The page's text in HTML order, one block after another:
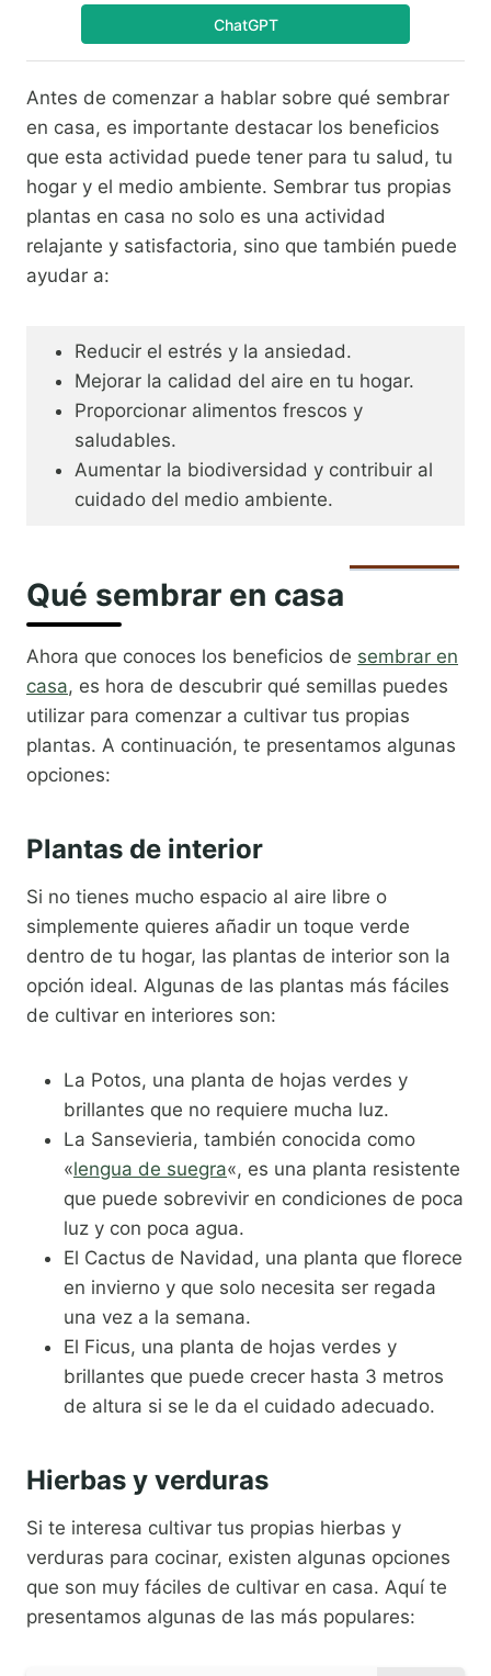
ChatGPT
Antes de comenzar a hablar sobre qué sembrar
en casa, es importante destacar los beneficios
que esta actividad puede tener para tu salud, tu
hogar y el medio ambiente. Sembrar tus propias
plantas en casa no solo es una actividad
relajante y satisfactoria, sino que también puede
ayudar a:
Reducir el estrés y la ansiedad.
Mejorar la calidad del aire en tu hogar.
Proporcionar alimentos frescos y
saludables.
Aumentar la biodiversidad y contribuir al
cuidado del medio ambiente.
Qué sembrar en casa
Ahora que conoces los beneficios de sembrar en
casa, es hora de descubrir qué semillas puedes
utilizar para comenzar a cultivar tus propias
plantas. A continuación, te presentamos algunas
opciones:
Plantas de interior
Si no tienes mucho espacio al aire libre o
simplemente quieres añadir un toque verde
dentro de tu hogar, las plantas de interior son la
opción ideal. Algunas de las plantas más fáciles
de cultivar en interiores son:
La Potos, una planta de hojas verdes y
brillantes que no requiere mucha luz.
La Sansevieria, también conocida como
«lengua de suegra«, es una planta resistente
que puede sobrevivir en condiciones de poca
luz y con poca agua.
El Cactus de Navidad, una planta que florece
en invierno y que solo necesita ser regada
una vez a la semana.
El Ficus, una planta de hojas verdes y
brillantes que puede crecer hasta 3 metros
de altura si se le da el cuidado adecuado.
Hierbas y verduras
Si te interesa cultivar tus propias hierbas y
verduras para cocinar, existen algunas opciones
que son muy fáciles de cultivar en casa. Aquí te
presentamos algunas de las más populares: